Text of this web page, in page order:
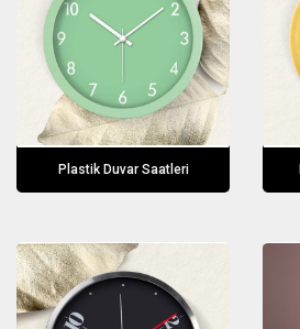
Plastik Duvar Saatleri